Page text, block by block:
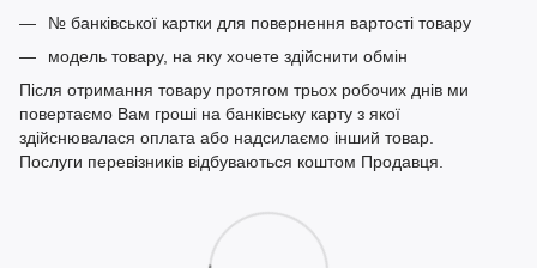
№ банківської картки для повернення вартості товару
модель товару, на яку хочете здійснити обмін
Після отримання товару протягом трьох робочих днів ми
повертаємо Вам гроші на банківську карту з якої
здійснювалася оплата або надсилаємо інший товар.
Послуги перевізників відбуваються коштом Продавця.